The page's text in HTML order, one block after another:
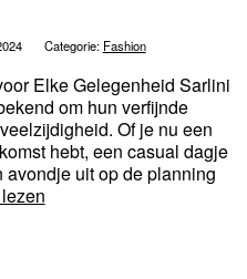
Categorie: Fashion
Elke Gelegenheid Sarlini
om hun verfijnde
Of je nu een
hebt, een casual dagje
avondje uit op de planning